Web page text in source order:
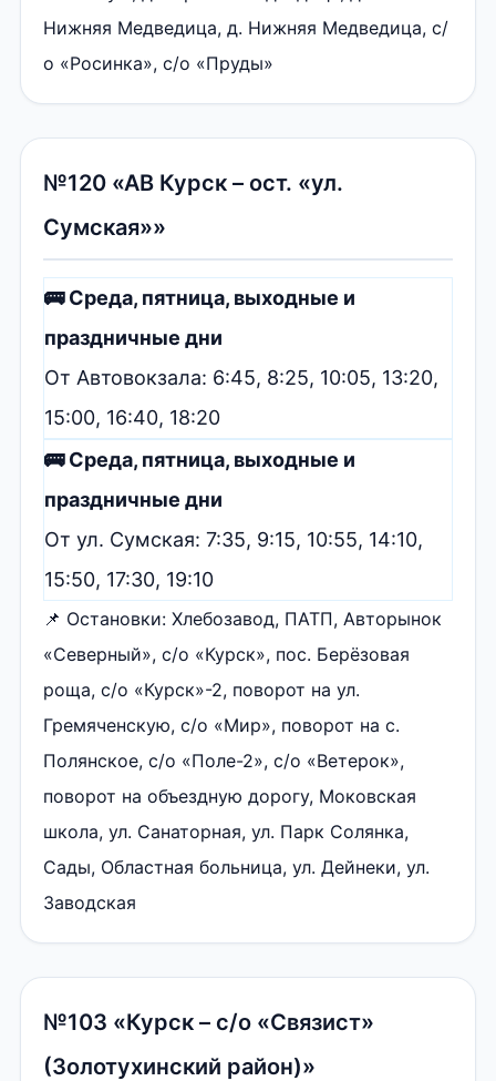
Нижняя Медведица, д. Нижняя Медведица, с/
о «Росинка», с/о «Пруды»
№120 «АВ Курск – ост. «ул.
Сумская»»
🚌 Среда, пятница, выходные и
праздничные дни
От Автовокзала: 6:45, 8:25, 10:05, 13:20,
15:00, 16:40, 18:20
🚌 Среда, пятница, выходные и
праздничные дни
От ул. Сумская: 7:35, 9:15, 10:55, 14:10,
15:50, 17:30, 19:10
📌 Остановки: Хлебозавод, ПАТП, Авторынок
«Северный», с/о «Курск», пос. Берёзовая
роща, с/о «Курск»-2, поворот на ул.
Гремяченскую, с/о «Мир», поворот на с.
Полянское, с/о «Поле-2», с/о «Ветерок»,
поворот на объездную дорогу, Моковская
школа, ул. Санаторная, ул. Парк Солянка,
Сады, Областная больница, ул. Дейнеки, ул.
Заводская
№103 «Курск – с/о «Связист»
(Золотухинский район)»